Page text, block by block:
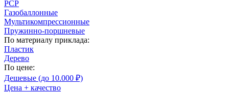
PCP
Газобаллонные
Мультикомпрессионные
Пружинно-поршневые
По материалу приклада:
Пластик
Дерево
По цене:
Дешевые (до 10.000 ₽)
Цена + качество